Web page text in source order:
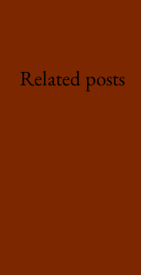
Related posts